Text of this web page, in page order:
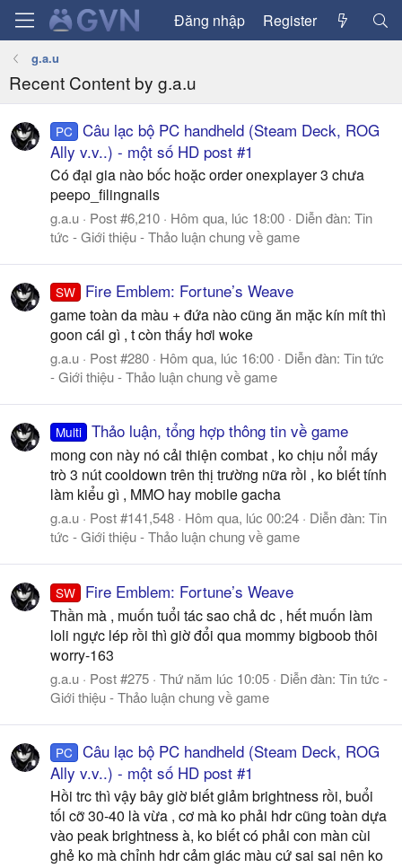
Đăng nhập Register
g.a.u
Recent Content by g.a.u
PC Câu lạc bộ PC handheld (Steam Deck, ROG
Ally v.v..) - một số HD post #1
Có đại gia nào bốc hoặc order onexplayer 3 chưa
peepo_filingnails
g.a.u Post #6,210 Hôm qua, lúc 18:00 Diễn đàn: Tin
tức - Giới thiệu - Thảo luận chung về game
SW Fire Emblem: Fortune’s Weave
game toàn da màu + đứa nào cũng ăn mặc kín mít thì
goon cái gì , t còn thấy hơi woke
g.a.u Post #280 Hôm qua, lúc 16:00 Diễn đàn: Tin tức
- Giới thiệu - Thảo luận chung về game
Multi Thảo luận, tổng hợp thông tin về game
mong con này nó cải thiện combat , ko chịu nổi mấy
trò 3 nút cooldown trên thị trường nữa rồi , ko biết tính
làm kiểu gì , MMO hay mobile gacha
g.a.u Post #141,548 Hôm qua, lúc 00:24 Diễn đàn: Tin
tức - Giới thiệu - Thảo luận chung về game
SW Fire Emblem: Fortune’s Weave
Thần mà , muốn tuổi tác sao chả dc , hết muốn làm
loli ngực lép rồi thì giờ đổi qua mommy bigboob thôi
worry-163
g.a.u Post #275 Thứ năm lúc 10:05 Diễn đàn: Tin tức -
Giới thiệu - Thảo luận chung về game
PC Câu lạc bộ PC handheld (Steam Deck, ROG
Ally v.v..) - một số HD post #1
Hồi trc thì vậy bây giờ biết giảm brightness rồi, buổi
tối cỡ 30-40 là vừa , cơ mà ko phải hdr cũng toàn dựa
vào peak brightness à, ko biết có phải con màn cùi
ghẻ ko mà chỉnh hdr cảm giác màu cứ sai sai nên ko